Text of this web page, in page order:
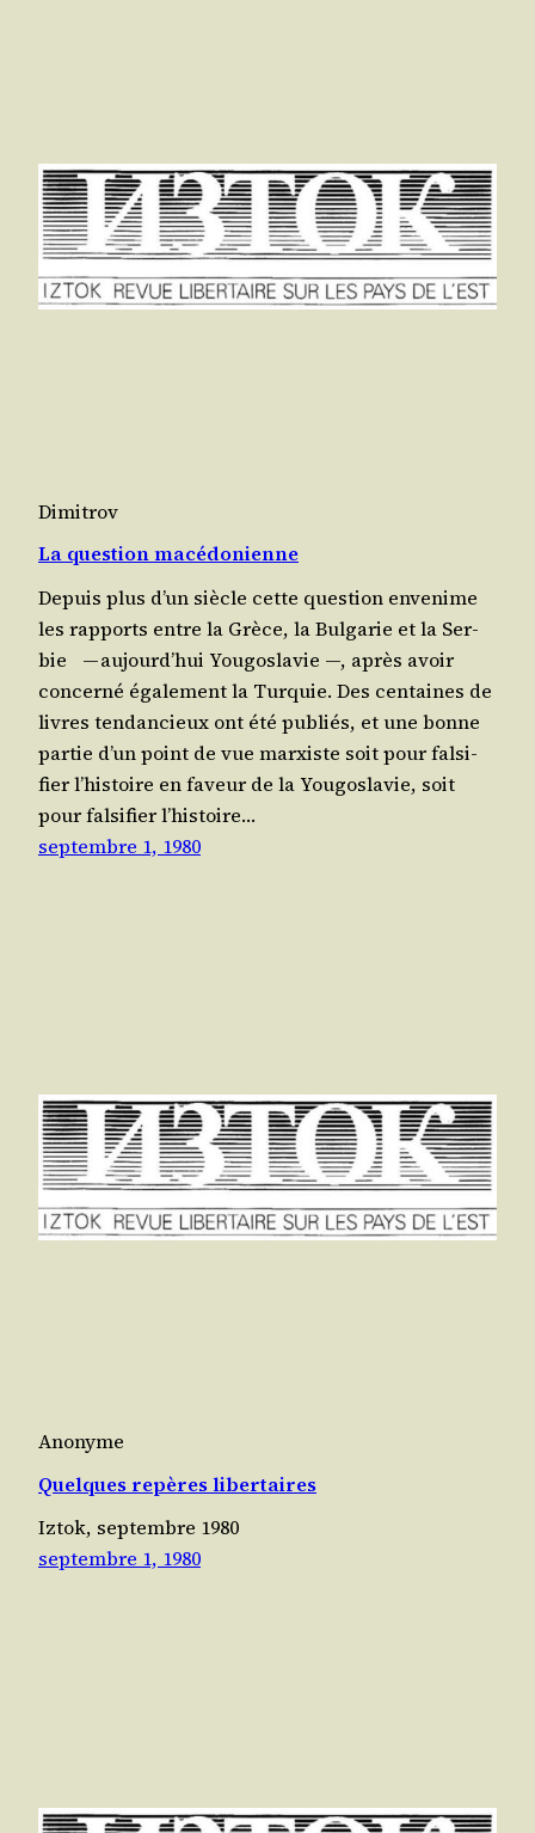
Dimitrov
La question macédonienne
Depuis plus d’un siècle cette ques­tion enve­nime
les rap­ports entre la Grèce, la Bul­ga­rie et la Ser­
bie — aujourd’­hui You­go­sla­vie —, après avoir
concer­né éga­le­ment la Tur­quie. Des cen­taines de
livres ten­dan­cieux ont été publiés, et une bonne
par­tie d’un point de vue mar­xiste soit pour fal­si­
fier l’his­toire en faveur de la You­go­sla­vie, soit
pour fal­si­fier l’his­toire…
septembre 1, 1980
Anonyme
Quelques repères libertaires
Iztok, septembre 1980
septembre 1, 1980